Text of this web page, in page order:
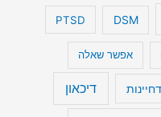
DSM
PTSD
אפשר שאלה
דחיינות דיכאון